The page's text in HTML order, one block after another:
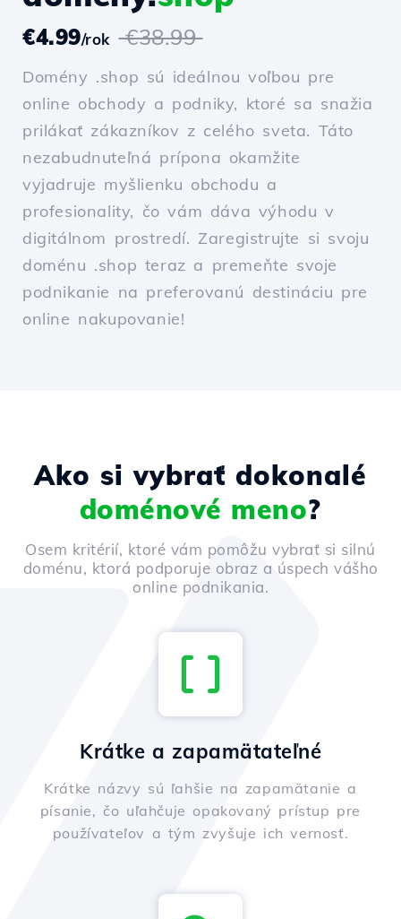
€4.99/rok €38.99
Domény .shop sú ideálnou voľbou pre
online obchody a podniky, ktoré sa snažia
prilákať zákazníkov z celého sveta. Táto
nezabudnuteľná prípona okamžite
vyjadruje myšlienku obchodu a
profesionality, čo vám dáva výhodu v
digitálnom prostredí. Zaregistrujte si svoju
doménu .shop teraz a premeňte svoje
podnikanie na preferovanú destináciu pre
online nakupovanie!
Ako si vybrať dokonalé
doménové meno?
Osem kritérií, ktoré vám pomôžu vybrať si silnú
doménu, ktorá podporuje obraz a úspech vášho
online podnikania.
Krátke a zapamätateľné
Krátke názvy sú ľahšie na zapamätanie a
písanie, čo uľahčuje opakovaný prístup pre
používateľov a tým zvyšuje ich vernosť.